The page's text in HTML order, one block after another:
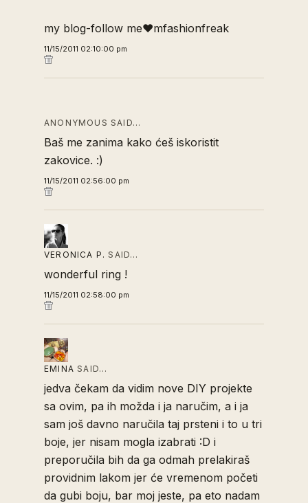
my blog-follow me♥mfashionfreak
11/15/2011 02:10:00 pm
ANONYMOUS SAID…
Baš me zanima kako ćeš iskoristit
zakovice. :)
11/15/2011 02:56:00 pm
VERONICA P. SAID…
wonderful ring !
11/15/2011 02:58:00 pm
EMINA SAID…
jedva čekam da vidim nove DIY projekte
sa ovim, pa ih možda i ja naručim, a i ja
sam još davno naručila taj prsteni i to u tri
boje, jer nisam mogla izabrati :D i
preporučila bih da ga odmah prelakiraš
providnim lakom jer će vremenom početi
da gubi boju, bar moj jeste, pa eto nadam